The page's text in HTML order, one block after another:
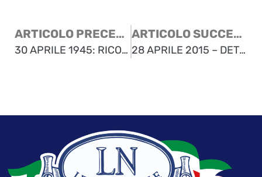
ARTICOLO PRECEDENTE
30 APRILE 1945: RICORDIAMO IL 70° DI UNA GIORNATA STORICA DELLA CITTA’ DI TRIESTE
ARTICOLO SUCCESSIVO
28 APRILE 2015 – DETURPATO IL MONUMENTO DEI DEPORTATI GORIZIANI